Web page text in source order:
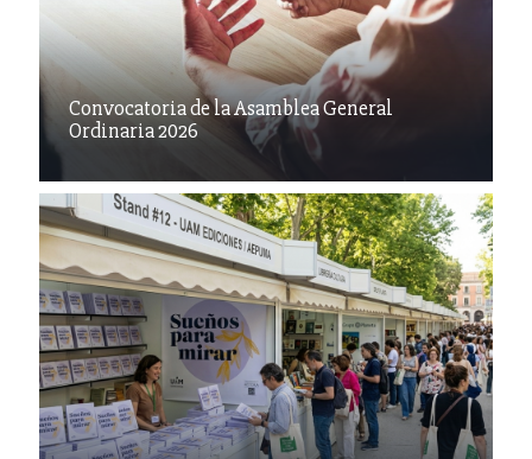
Convocatoria de la Asamblea General
Ordinaria 2026